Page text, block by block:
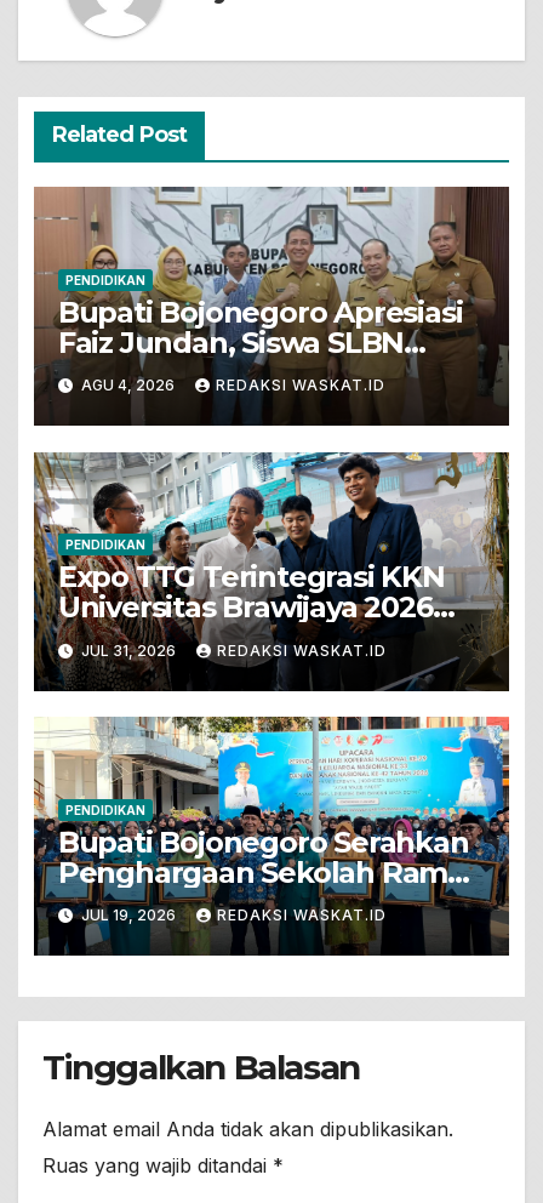
Related Post
PENDIDIKAN
Bupati Bojonegoro Apresiasi
Faiz Jundan, Siswa SLBN
Gunungsari Baureno Masuk
LKS Diksus Tingkat Nasional
AGU 4, 2026 REDAKSI WASKAT.ID
PENDIDIKAN
Expo TTG Terintegrasi KKN
Universitas Brawijaya 2026
Hadirkan Inovasi Peternakan
Untuk Bojonegoro
JUL 31, 2026 REDAKSI WASKAT.ID
PENDIDIKAN
Bupati Bojonegoro Serahkan
Penghargaan Sekolah Ramah
Anak
JUL 19, 2026 REDAKSI WASKAT.ID
Tinggalkan Balasan
Alamat email Anda tidak akan dipublikasikan.
Ruas yang wajib ditandai *